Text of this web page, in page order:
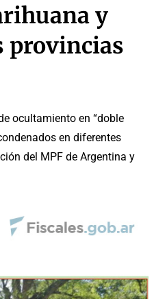
y
provincias
ocultamiento en “doble
en diferentes
del MPF de Argentina y